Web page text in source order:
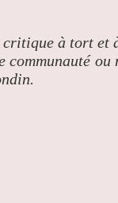
critique à tort et
communauté